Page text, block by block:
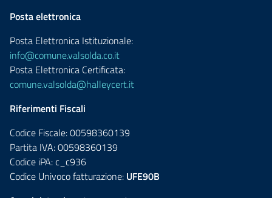
Posta elettronica
Posta Elettronica Istituzionale:
info@comune.valsolda.co.it
Posta Elettronica Certificata:
comune.valsolda@halleycert.it
Riferimenti Fiscali
Codice Fiscale: 00598360139
Partita IVA: 00598360139
Codice iPA: c_c936
Codice Univoco fatturazione: UFE90B